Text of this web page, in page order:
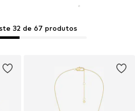
32 de 67 produtos